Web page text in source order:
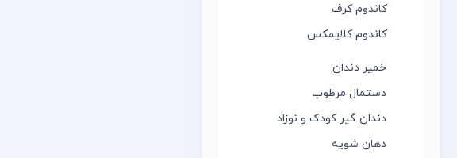
کاندوم کرف
کاندوم کلایمکس
خمیر دندان
دستمال مرطوب
دندان گیر کودک و نوزاد
دهان شویه